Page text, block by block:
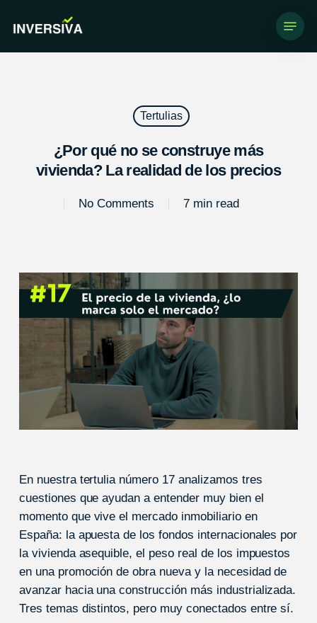
Menu
Tertulias
¿Por qué no se construye más
vivienda? La realidad de los precios
No Comments 7 min read
En nuestra tertulia número 17 analizamos tres
cuestiones que ayudan a entender muy bien el
momento que vive el mercado inmobiliario en
España: la apuesta de los fondos internacionales por
la vivienda asequible, el peso real de los impuestos
en una promoción de obra nueva y la necesidad de
avanzar hacia una construcción más industrializada.
Tres temas distintos, pero muy conectados entre sí.